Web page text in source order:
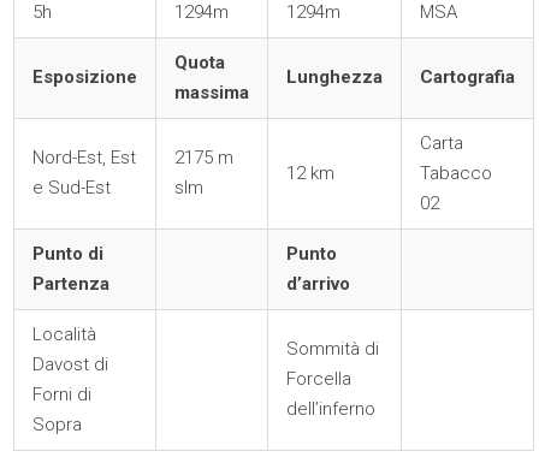
5h 1294m 1294m MSA
Esposizione
Quota
massima
Lunghezza Cartografia
Nord-Est, Est
e Sud-Est
2175 m
slm
12 km
Carta
Tabacco
02
Punto di
Partenza
Punto
d’arrivo
Località
Davost di
Forni di
Sopra
Sommità di
Forcella
dell’inferno